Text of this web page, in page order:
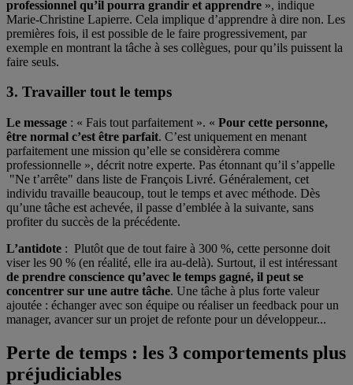
professionnel qu’il pourra grandir et apprendre », indique
Marie-Christine Lapierre. Cela implique d’apprendre à dire non. Les
premières fois, il est possible de le faire progressivement, par
exemple en montrant la tâche à ses collègues, pour qu’ils puissent la
faire seuls.
3. Travailler tout le temps
Le message : « Fais tout parfaitement ». « Pour cette personne,
être normal c’est être parfait. C’est uniquement en menant
parfaitement une mission qu’elle se considèrera comme
professionnelle », décrit notre experte. Pas étonnant qu’il s’appelle
"Ne t’arrête" dans liste de François Livré. Généralement, cet
individu travaille beaucoup, tout le temps et avec méthode. Dès
qu’une tâche est achevée, il passe d’emblée à la suivante, sans
profiter du succès de la précédente.
L’antidote : Plutôt que de tout faire à 300 %, cette personne doit
viser les 90 % (en réalité, elle ira au-delà). Surtout, il est intéressant
de prendre conscience qu’avec le temps gagné, il peut se
concentrer sur une autre tâche. Une tâche à plus forte valeur
ajoutée : échanger avec son équipe ou réaliser un feedback pour un
manager, avancer sur un projet de refonte pour un développeur...
Perte de temps : les 3 comportements plus
préjudiciables